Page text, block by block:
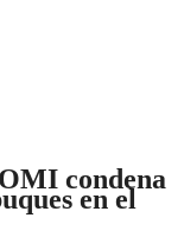
condena
en el